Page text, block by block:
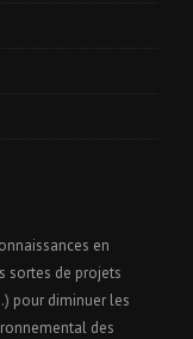
en
sortes de projets
pour diminuer les
des